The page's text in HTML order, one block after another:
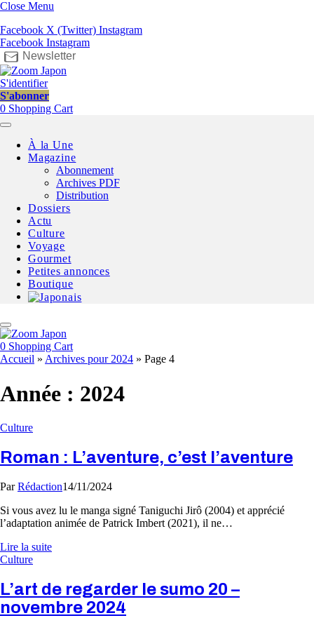
Close Menu
Facebook X (Twitter) Instagram
Facebook Instagram
Newsletter
S'identifier
S'abonner
0 Shopping Cart
À la Une
Magazine
Abonnement
Archives PDF
Distribution
Dossiers
Actu
Culture
Voyage
Gourmet
Petites annonces
Boutique
0 Shopping Cart
Accueil » Archives pour 2024 » Page 4
Année : 2024
Culture
Roman : L’aventure, c’est l’aventure
Par Rédaction14/11/2024
Si vous avez lu le manga signé Taniguchi Jirô (2004) et apprécié
l’adaptation animée de Patrick Imbert (2021), il ne…
Lire la suite
Culture
L’art de regarder le sumo 20 –
novembre 2024